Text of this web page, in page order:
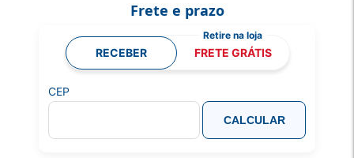
Frete e prazo
RECEBER FRETE GRÁTIS
CEP
CALCULAR